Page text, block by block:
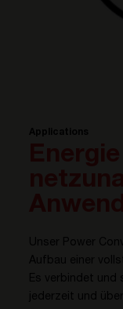
Applications
Unser Power
Aufbau einer
Es verbindet und
jederzeit und